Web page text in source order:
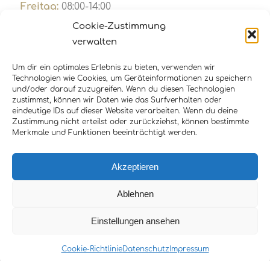
Cookie-Zustimmung
verwalten
Um dir ein optimales Erlebnis zu bieten, verwenden wir
Technologien wie Cookies, um Geräteinformationen zu speichern
und/oder darauf zuzugreifen. Wenn du diesen Technologien
zustimmst, können wir Daten wie das Surfverhalten oder
eindeutige IDs auf dieser Website verarbeiten. Wenn du deine
Zustimmung nicht erteilst oder zurückziehst, können bestimmte
Merkmale und Funktionen beeinträchtigt werden.
Akzeptieren
Ablehnen
Einstellungen ansehen
Cookie-RichtlinieDatenschutz Impressum
Freitag:08:00-14:00
Private Sprechstunde:
täglich von 12:00 bis 13:00 Uhr und nach
Notfallsprechstunde:
täglich von 8:30 Uhr bis 9:30 Uhr
Öffnungszeiten/Rezeptabholung: täglich von
8:00-13:00 Uhr
Telefonische Erreichbarkeit:
08:30-11:00 Uhr
Datenschutz